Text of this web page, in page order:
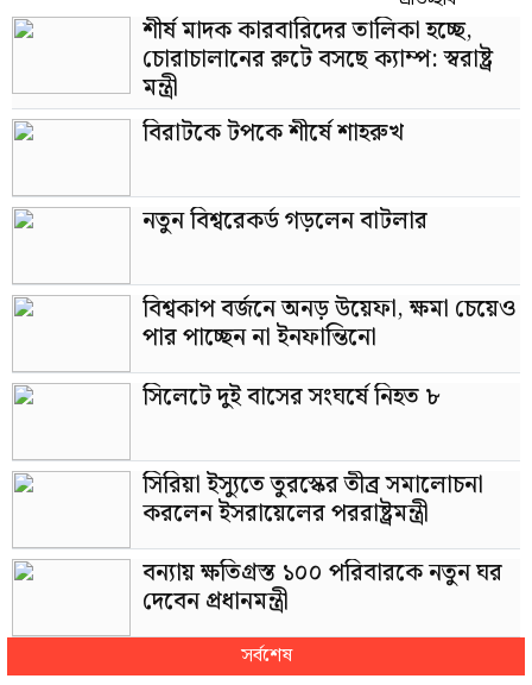
নিরন্তর সংগ্রাম, ত্যাগ এবং দলের প্রতি অকৃত্রিম
আনুগত্যের মাধ্যমে নিজেকে প্রতিষ্ঠিত করেছেন
রাজপথের একজন আপসহীন সৈনিক হিসেবে।
শীর্ষ মাদক কারবারিদের তালিকা হচ্ছে,
চোরাচালানের রুটে বসছে ক্যাম্প: স্বরাষ্ট্র
মন্ত্রী
বিরাটকে টপকে শীর্ষে শাহরুখ
নতুন বিশ্বরেকর্ড গড়লেন বাটলার
বিশ্বকাপ বর্জনে অনড় উয়েফা, ক্ষমা চেয়েও
পার পাচ্ছেন না ইনফান্তিনো
সিলেটে দুই বাসের সংঘর্ষে নিহত ৮
সিরিয়া ইস্যুতে তুরস্কের তীব্র সমালোচনা
করলেন ইসরায়েলের পররাষ্ট্রমন্ত্রী
বন্যায় ক্ষতিগ্রস্ত ১০০ পরিবারকে নতুন ঘর
দেবেন প্রধানমন্ত্রী
বিশ্ববাজারে আরও বাড়ল জ্বালানি তেলের
সর্বশেষ